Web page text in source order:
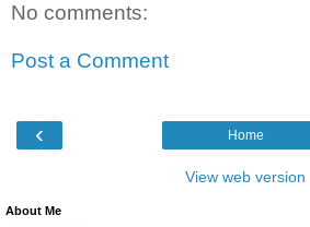
No comments:
Post a Comment
‹ Home
View web version
About Me